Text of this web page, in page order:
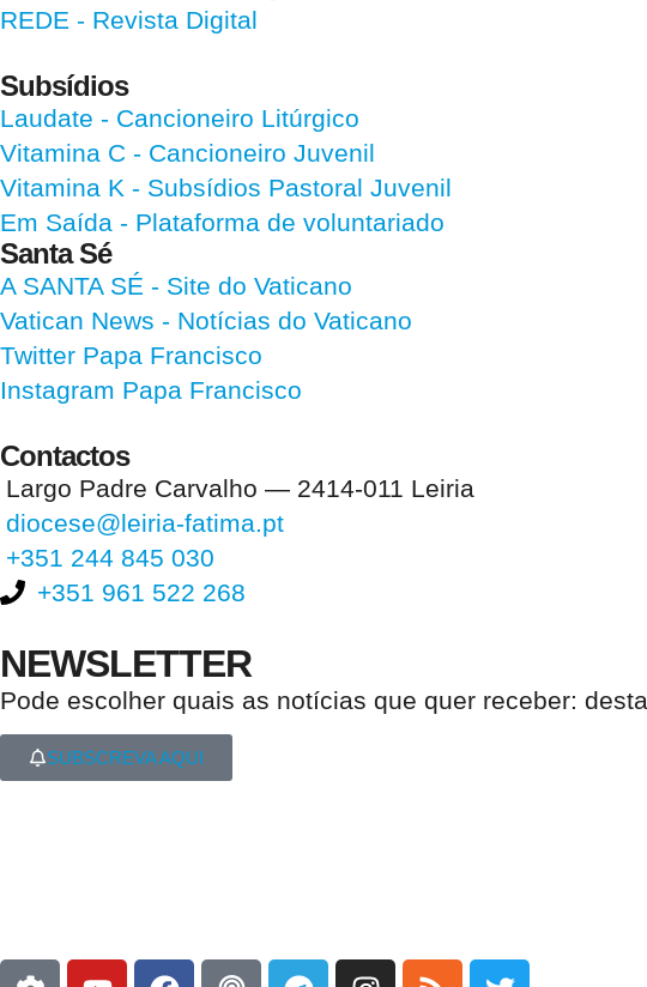
REDE - Revista Digital
Subsídios
Laudate - Cancioneiro Litúrgico
Vitamina C - Cancioneiro Juvenil
Vitamina K - Subsídios Pastoral Juvenil
Em Saída - Plataforma de voluntariado
Santa Sé
A SANTA SÉ - Site do Vaticano
Vatican News - Notícias do Vaticano
Twitter Papa Francisco
Instagram Papa Francisco
Contactos
Largo Padre Carvalho — 2414-011 Leiria
diocese@leiria-fatima.pt
+351 244 845 030
+351 961 522 268
NEWSLETTER
Pode escolher quais as notícias que quer receber:
SUBSCREVA AQUI